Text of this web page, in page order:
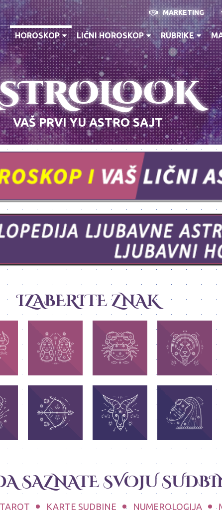
MARKETING
HOROSKOP LIČNI HOROSKOP RUBRIKE
VAŠ PRVI YU ASTRO SAJT
IZABERITE ZNAK
Ja
da
im
BLIZANCI
Njihov moto je: Ja
mislim! Najvažnija
im je: sloboda
mišljenja.
RAK
Njihov moto je: Ja
osećam! Najvažnije
im je da uživaju u
svojim osećanjima.
LAV
Njihov moto je: Ja
želim! Najvažnije
im je da se pokažu u
najboljem svetlu.
Ja
Njihov moto je: Ja
istražujem -
sagledavam!
Najvažnije im je da
istražuju i vide celu
JARAC
Njihov moto je: Ja
ispravljam!
Najvažnije im je da
od limuna mogu da
naprave limunadu.
VODOLIJA
Njihov moto je: Ja
znam! Najvažnija
im je sloboda, ali za
sve.
SAZNATE SVOJU
TAROT KARTE SUDBINE NUMEROLOGIJA